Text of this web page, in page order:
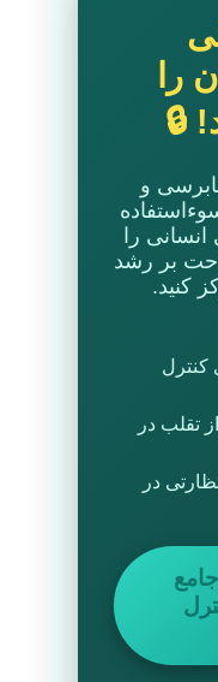
را
🔒
و
را
بر رشد
کنید.
کنترل
تقلب در
در